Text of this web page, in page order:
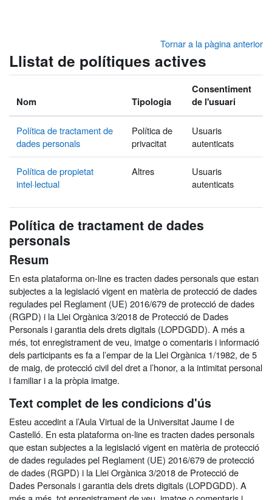
Tornar a la pàgina anterior
Llistat de polítiques actives
Nom Tipologia
Consentiment
de l'usuari
Política de tractament de
dades personals
Política de
privacitat
Usuaris
autenticats
Política de propietat
intel·lectual
Altres
Usuaris
autenticats
Política de tractament de dades
personals
Resum
En esta plataforma on-line es tracten dades personals que estan
subjectes a la legislació vigent en matèria de protecció de dades
regulades pel Reglament (UE) 2016/679 de protecció de dades
(RGPD) i la Llei Orgànica 3/2018 de Protecció de Dades
Personals i garantia dels drets digitals (LOPDGDD). A més a
més, tot enregistrament de veu, imatge o comentaris i informació
dels participants es fa a l’empar de la Llei Orgànica 1/1982, de 5
de maig, de protecció civil del dret a l’honor, a la intimitat personal
i familiar i a la pròpia imatge.
Text complet de les condicions d'ús
Esteu accedint a l’Aula Virtual de la Universitat Jaume I de
Castelló. En esta plataforma on-line es tracten dades personals
que estan subjectes a la legislació vigent en matèria de protecció
de dades regulades pel Reglament (UE) 2016/679 de protecció
de dades (RGPD) i la Llei Orgànica 3/2018 de Protecció de
Dades Personals i garantia dels drets digitals (LOPDGDD). A